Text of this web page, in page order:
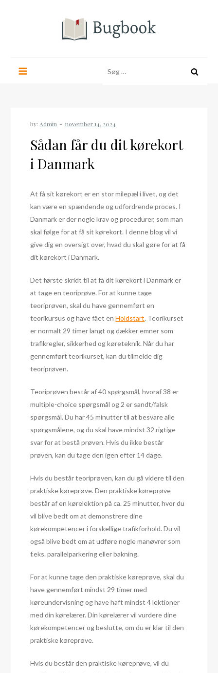
efter:
by: Admin
Sådan får du dit kørekort
i Danmark
At få sit kørekort er en stor milepæl i livet, og det
kan være en spændende og udfordrende proces. I
Danmark er der nogle krav og procedurer, som man
skal følge for at få sit kørekort. I denne blog vil vi
give dig en oversigt over, hvad du skal gøre for at få
dit kørekort i Danmark.
Det første skridt til at få dit kørekort i Danmark er
at tage en teoriprøve. For at kunne tage
teoriprøven, skal du have gennemført en
teorikursus og have fået enHoldstart. Teorikurset
er normalt 29 timer langt og dækker emner som
trafikregler, sikkerhed og køreteknik. Når du har
gennemført teorikurset, kan du tilmelde dig
teoriprøven.
Teoriprøven består af 40 spørgsmål, hvoraf 38 er
multiple-choice spørgsmål og 2 er sandt/falsk
spørgsmål. Du har 45 minutter til at besvare alle
spørgsmålene, og du skal have mindst 32 rigtige
svar for at bestå prøven. Hvis du ikke består
prøven, kan du tage den igen efter 14 dage.
Hvis du består teoriprøven, kan du gå videre til den
praktiske køreprøve. Den praktiske køreprøve
består af en kørelektion på ca. 25 minutter, hvor du
vil blive bedt om at demonstrere dine
kørekompetencer i forskellige trafikforhold. Du vil
også blive bedt om at udføre nogle manøvrer som
f.eks. parallelparkering eller bakning.
For at kunne tage den praktiske køreprøve, skal du
have gennemført mindst 29 timer med
køreundervisning og have haft mindst 4 lektioner
med din kørelærer. Din kørelærer vil vurdere dine
kørekompetencer og beslutte, om du er klar til den
praktiske køreprøve.
Hvis du består den praktiske køreprøve, vil du